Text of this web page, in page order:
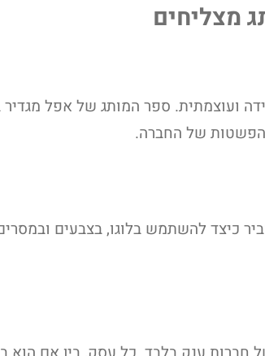
מצליחים
ועוצמתית. ספר המותג של אפל
של החברה.
כיצד להשתמש בלוגו, בצבעים